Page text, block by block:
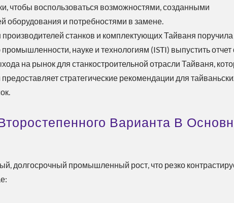
чтобы воспользоваться возможностями, созданными
и потребностями в замене.
станков и комплектующих Тайваня поручила
науке и технологиям (ISTI) выпустить отчет
на рынок для станкостроительной отрасли Тайваня,
стратегические рекомендации для
Варианта В
долгосрочный промышленный рост, что резко
Решение Для